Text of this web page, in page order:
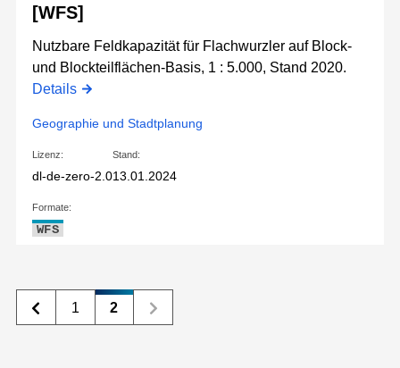
[WFS]
Nutzbare Feldkapazität für Flachwurzler auf Block-
und Blockteilflächen-Basis, 1 : 5.000, Stand 2020.
Details
Geographie und Stadtplanung
Lizenz:
dl-de-zero-2.0
Stand:
13.01.2024
Formate:
WFS
1 2